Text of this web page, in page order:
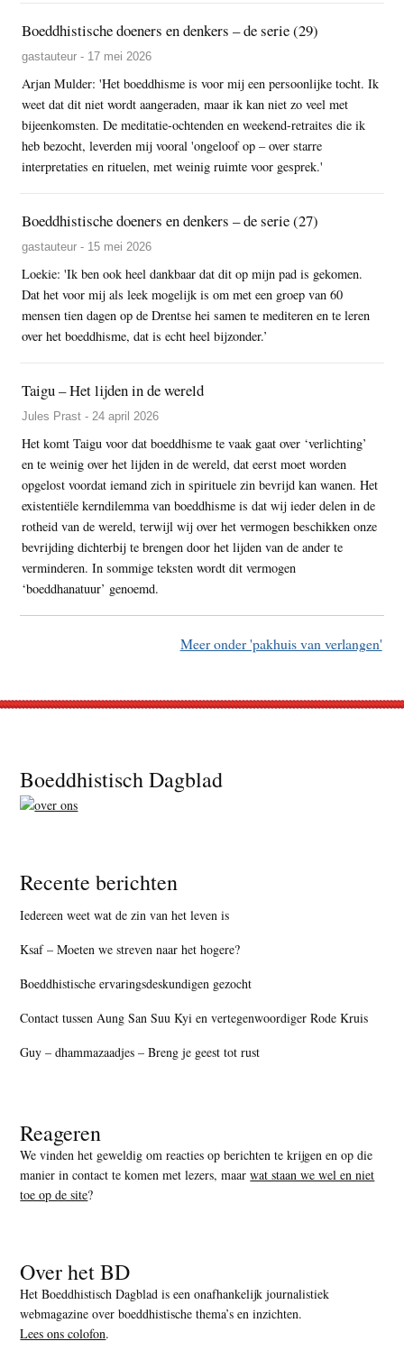
Boeddhistische doeners en denkers – de serie (29)
gastauteur - 17 mei 2026
Arjan Mulder: 'Het boeddhisme is voor mij een persoonlijke tocht. Ik
weet dat dit niet wordt aangeraden, maar ik kan niet zo veel met
bijeenkomsten. De meditatie-ochtenden en weekend-retraites die ik
heb bezocht, leverden mij vooral 'ongeloof op – over starre
interpretaties en rituelen, met weinig ruimte voor gesprek.'
Boeddhistische doeners en denkers – de serie (27)
gastauteur - 15 mei 2026
Loekie: 'Ik ben ook heel dankbaar dat dit op mijn pad is gekomen.
Dat het voor mij als leek mogelijk is om met een groep van 60
mensen tien dagen op de Drentse hei samen te mediteren en te leren
over het boeddhisme, dat is echt heel bijzonder.’
Taigu – Het lijden in de wereld
Jules Prast - 24 april 2026
Het komt Taigu voor dat boeddhisme te vaak gaat over ‘verlichting’
en te weinig over het lijden in de wereld, dat eerst moet worden
opgelost voordat iemand zich in spirituele zin bevrijd kan wanen. Het
existentiële kerndilemma van boeddhisme is dat wij ieder delen in de
rotheid van de wereld, terwijl wij over het vermogen beschikken onze
bevrijding dichterbij te brengen door het lijden van de ander te
verminderen. In sommige teksten wordt dit vermogen
‘boeddhanatuur’ genoemd.
Meer onder 'pakhuis van verlangen'
Footer
Boeddhistisch Dagblad
Recente berichten
Iedereen weet wat de zin van het leven is
Ksaf – Moeten we streven naar het hogere?
Boeddhistische ervaringsdeskundigen gezocht
Contact tussen Aung San Suu Kyi en vertegenwoordiger Rode Kruis
Guy – dhammazaadjes – Breng je geest tot rust
Reageren
We vinden het geweldig om reacties op berichten te krijgen en op die
manier in contact te komen met lezers, maarwat staan we wel en niet
toe op de site?
Over het BD
Het Boeddhistisch Dagblad is een onafhankelijk journalistiek
webmagazine over boeddhistische thema’s en inzichten.
Lees ons colofon.